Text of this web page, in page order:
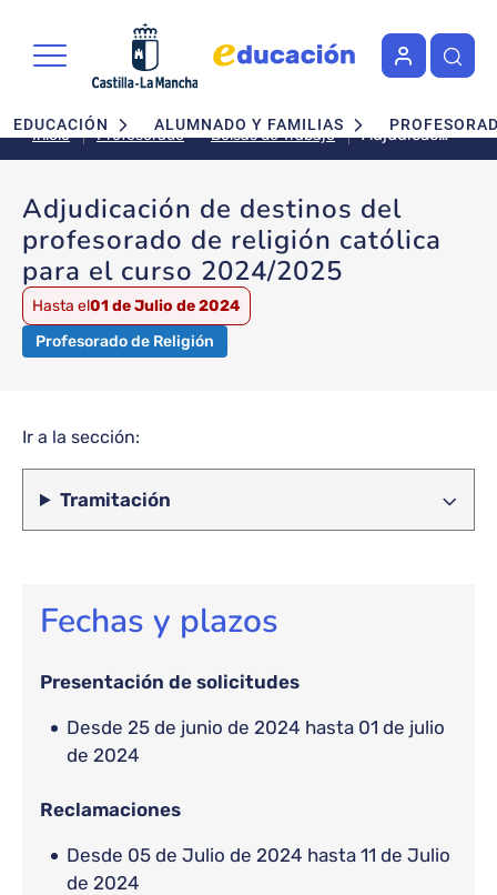
Navegación principal
EDUCACIÓN ALUMNADO Y FAMILIAS
Inicio Profesorado Bolsas de Trabajo
Adjudicación
de
del
profesorado
de religión
Adjudicación de destinos del
profesorado de religión católica
para el curso 2024/2025
Hasta el01 de Julio de 2024
Profesorado de Religión
Ir a la sección:
Tramitación
Fechas y plazos
Presentación de solicitudes
desde 25 de junio de 2024 hasta 01 de julio
de 2024
Reclamaciones
Desde 05 de Julio de 2024 hasta 11 de Julio
de 2024